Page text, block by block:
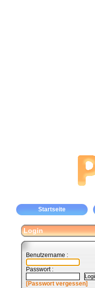
Startseite
Login
Benutzername :
Passwort :
[Passwort vergessen]